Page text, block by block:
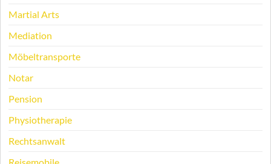
Martial Arts
Mediation
Möbeltransporte
Notar
Pension
Physiotherapie
Rechtsanwalt